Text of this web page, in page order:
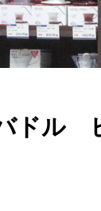
ドル